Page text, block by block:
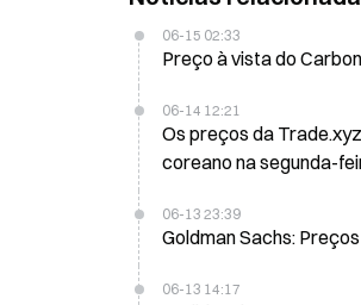
06-15 02:33
Preço à vista do
06-14 12:21
Os preços da
coreano na segunda-
06-13 23:39
Goldman Sachs:
06-13 14:17